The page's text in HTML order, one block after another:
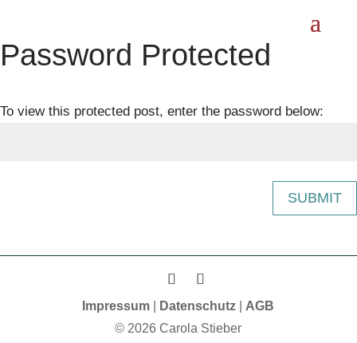
Password Protected
To view this protected post, enter the password below:
SUBMIT
Impressum Datenschutz
AGB
© 2026 Carola Stieber